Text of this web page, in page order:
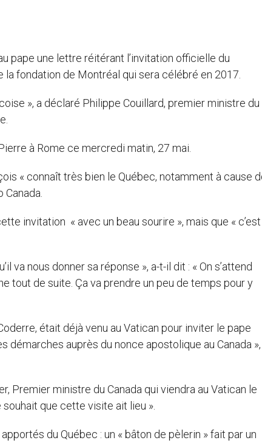
pape une lettre réitérant l’invitation officielle du
fondation de Montréal qui sera célébré en 2017.
», a déclaré Philippe Couillard, premier ministre du
à Rome ce mercredi matin, 27 mai.
« connaît très bien le Québec, notamment à cause
invitation « avec un beau sourire », mais que « c’est
va nous donner sa réponse », a-t-il dit : « On s’attend
tout de suite. Ça va prendre un peu de temps pour y
était déjà venu au Vatican pour inviter le pape
démarches auprès du nonce apostolique au Canada »,
Premier ministre du Canada qui viendra au Vatican le
que cette visite ait lieu ».
du Québec : un « bâton de pèlerin » fait par un